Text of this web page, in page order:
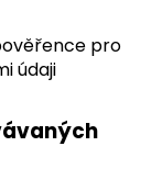
pro
údaji